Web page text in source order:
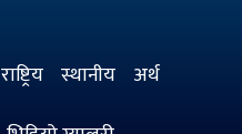
राष्ट्रिय स्थानीय अर्थ